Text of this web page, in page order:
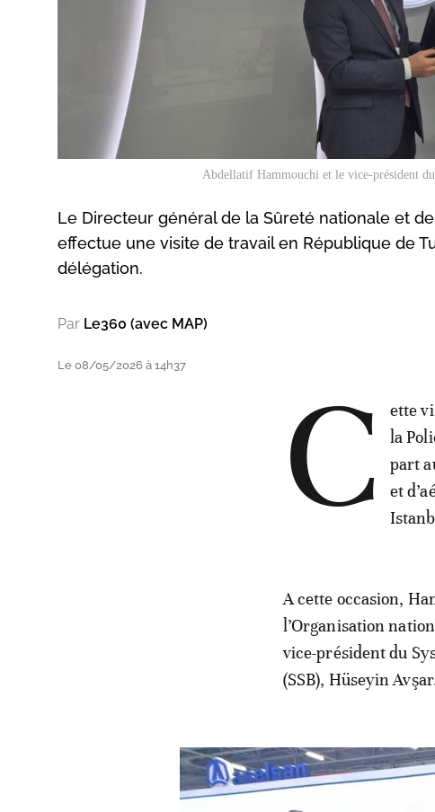
Abdellatif Hammouchi et le vice-président
Le Directeur général de la Sûreté nationale et
effectue une visite de travail en République de
délégation.
Par Le360 (avec MAP)
Le 08/05/2026 à 14h37 C
ette
la
part
et
A cette occasion,
l’Organisation
vice-président du
(SSB), Hüseyin